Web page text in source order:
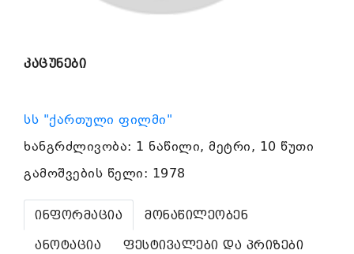
კაცუნები
სს "ქართული ფილმი"
ხანგრძლივობა: 1 ნაწილი, მეტრი, 10 წუთი
გამოშვების წელი: 1978
ინფორმაცია
მონაწილეობენ
ანოტაცია
ფესტივალები და პრიზები